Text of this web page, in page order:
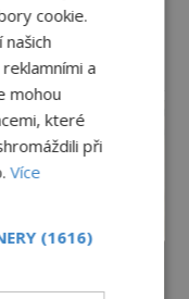
cookie.
a
mohou
které
při
Více
(1616)